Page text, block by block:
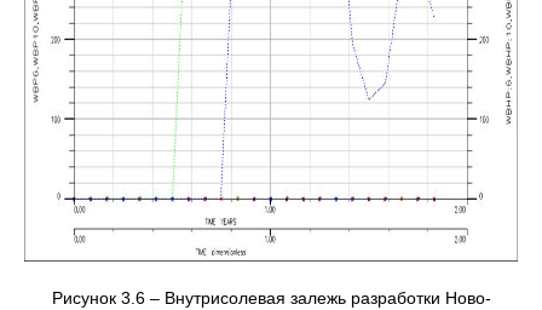
Рисунок 3.6 – Внутрисолевая залежь разработки Ново-